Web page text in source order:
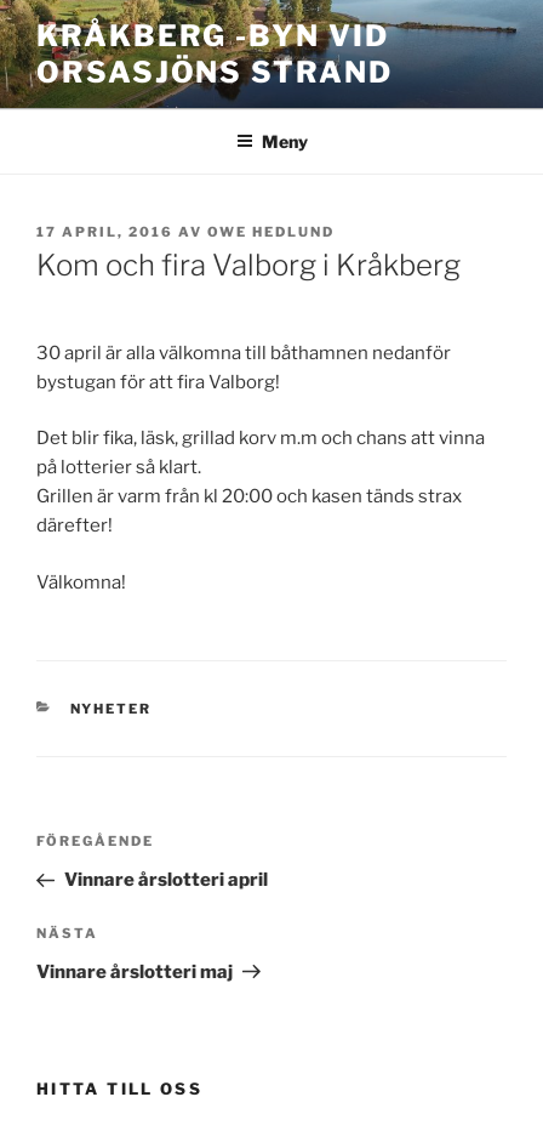
Hoppa
till
innehåll
KRÅKBERG -BYN VID
ORSASJÖNS STRAND
Meny
PUBLICERAT
17 APRIL, 2016 AV OWE HEDLUND
Kom och fira Valborg i Kråkberg
30 april är alla välkomna till båthamnen nedanför
bystugan för att fira Valborg!
Det blir fika, läsk, grillad korv m.m och chans att vinna
på lotterier så klart.
Grillen är varm från kl 20:00 och kasen tänds strax
därefter!
Välkomna!
KATEGORIER
NYHETER
Inläggsnavigering
Föregående
inlägg
FÖREGÅENDE
Vinnare årslotteri april
Nästa
inlägg
NÄSTA
Vinnare årslotteri maj
HITTA TILL OSS